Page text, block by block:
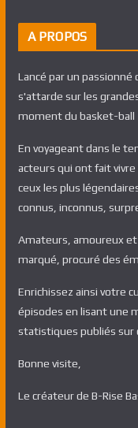
A PROPOS
Lancé par un
s'attarde sur les
moment du basket-ball
En voyageant dans le
acteurs qui ont fait
ceux les plus
connus, inconnus,
Amateurs, amoureux et
marqué, procuré des
Enrichissez ainsi votre
épisodes en lisant une
statistiques publiés sur
Bonne visite,
Le créateur de B-Rise